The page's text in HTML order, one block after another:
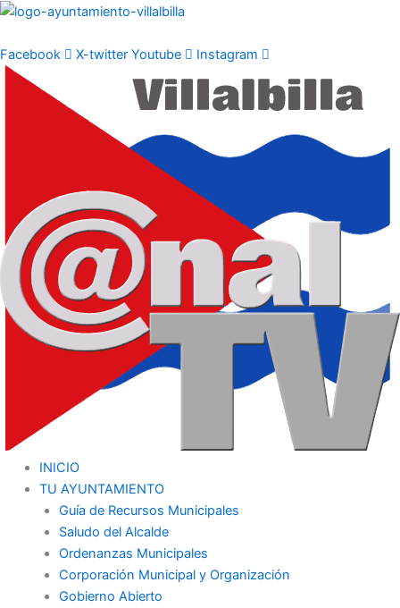
Ir
contenido
Facebook X-twitter Youtube Instagram
INICIO
TU AYUNTAMIENTO
Guía de Recursos Municipales
Saludo del Alcalde
Ordenanzas Municipales
Corporación Municipal y Organización
Gobierno Abierto